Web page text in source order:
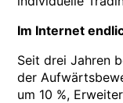
Im Internet
Seit drei Jahren
der
um 10 %,